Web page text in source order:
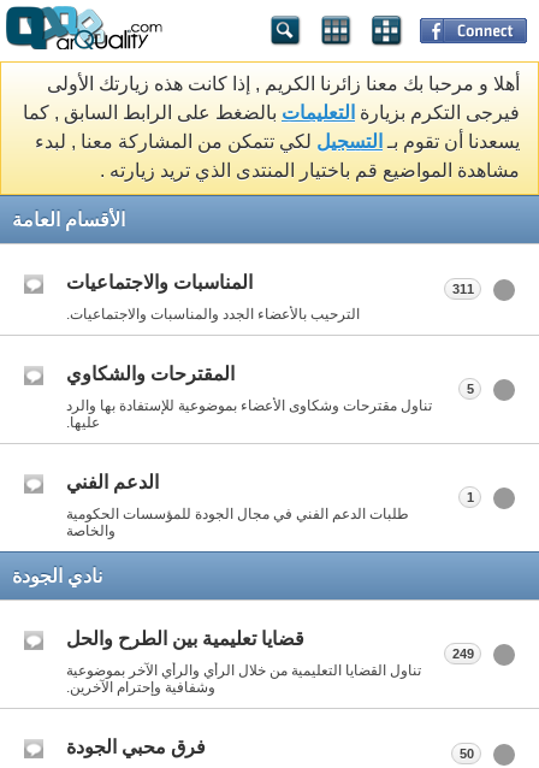
أهلا و مرحبا بك معنا زائرنا الكريم , إذا كانت هذه زيارتك الأولى
فيرجى التكرم بزيارة التعليمات بالضغط على الرابط السابق , كما
يسعدنا أن تقوم بـ التسجيل لكي تتمكن من المشاركة معنا , لبدء
مشاهدة المواضيع قم باختيار المنتدى الذي تريد زيارته .
الأقسام العامة
المناسبات والاجتماعيات
الترحيب بالأعضاء الجدد والمناسبات والاجتماعيات.
311
المقترحات والشكاوي
تناول مقترحات وشكاوى الأعضاء بموضوعية للإستفادة بها والرد
عليها.
5
الدعم الفني
طلبات الدعم الفني في مجال الجودة للمؤسسات الحكومية
والخاصة
1
نادي الجودة
قضايا تعليمية بين الطرح والحل
تناول القضايا التعليمية من خلال الرأي والرأي الآخر بموضوعية
وشفافية وإحترام الآخرين.
249
فرق محبي الجودة 50